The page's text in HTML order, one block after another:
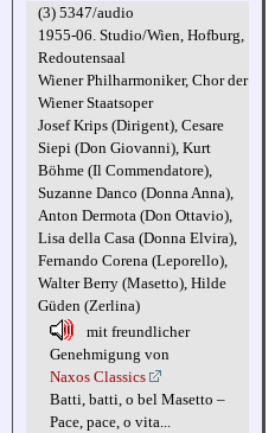
(3) 5347/audio
1955-06. Studio/Wien, Hofburg,
Redoutensaal
Wiener Philharmoniker, Chor der
Wiener Staatsoper
Josef Krips (Dirigent), Cesare
Siepi (Don Giovanni), Kurt
Böhme (Il Commendatore),
Suzanne Danco (Donna Anna),
Anton Dermota (Don Ottavio),
Lisa della Casa (Donna Elvira),
Fernando Corena (Leporello),
Walter Berry (Masetto), Hilde
Güden (Zerlina)
mit freundlicher
Genehmigung von
Naxos Classics
Batti, batti, o bel Masetto –
Pace, pace, o vita...